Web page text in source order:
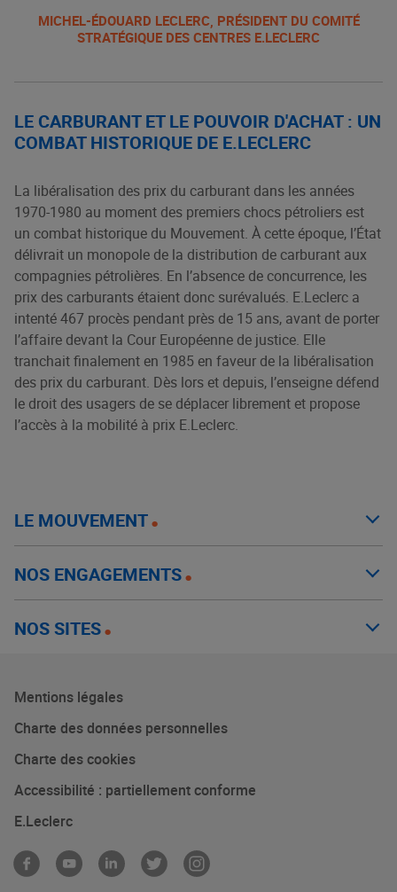
MICHEL-ÉDOUARD LECLERC, PRÉSIDENT DU COMITÉ
STRATÉGIQUE DES CENTRES E.LECLERC
LE CARBURANT ET LE POUVOIR D'ACHAT : UN
COMBAT HISTORIQUE DE E.LECLERC
La libéralisation des prix du carburant dans les années
1970-1980 au moment des premiers chocs pétroliers est
un combat historique du Mouvement. À cette époque, l’État
délivrait un monopole de la distribution de carburant aux
compagnies pétrolières. En l’absence de concurrence, les
prix des carburants étaient donc surévalués. E.Leclerc a
intenté 467 procès pendant près de 15 ans, avant de porter
l’affaire devant la Cour Européenne de justice. Elle
tranchait finalement en 1985 en faveur de la libéralisation
des prix du carburant. Dès lors et depuis, l’enseigne défend
le droit des usagers de se déplacer librement et propose
l’accès à la mobilité à prix E.Leclerc.
LE MOUVEMENT
NOS ENGAGEMENTS
NOS SITES
Mentions légales
Charte des données personnelles
Charte des cookies
Accessibilité : partiellement conforme
E.Leclerc